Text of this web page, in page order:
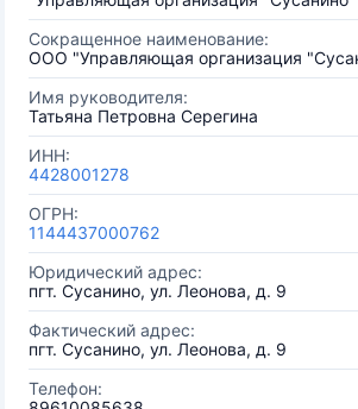
Сокращенное наименование:
ООО "Управляющая организация
Имя руководителя:
Татьяна Петровна Серегина
ИНН:
4428001278
ОГРН:
1144437000762
Юридический адрес:
пгт. Сусанино, ул. Леонова, д. 9
Фактический адрес:
пгт. Сусанино, ул. Леонова, д. 9
Телефон: